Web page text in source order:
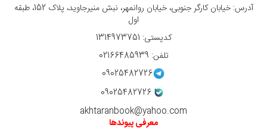
آدرس: خیابان کارگر جنوبی، خیابان روانمهر، نبش منیرجاوید، پلاک 152، طبقه
اول
کدپستی: 1314973751
تلفن: 02166485939
09025482726
09025482726
akhtaranbook@yahoo.com
معرفی پیوندها